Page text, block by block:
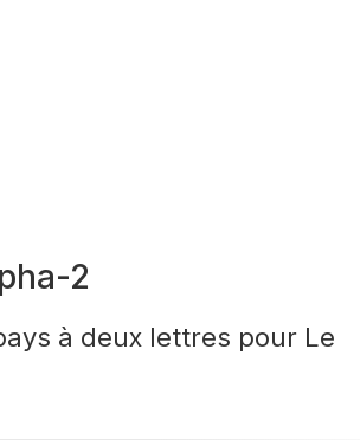
2
à deux lettres pour Le